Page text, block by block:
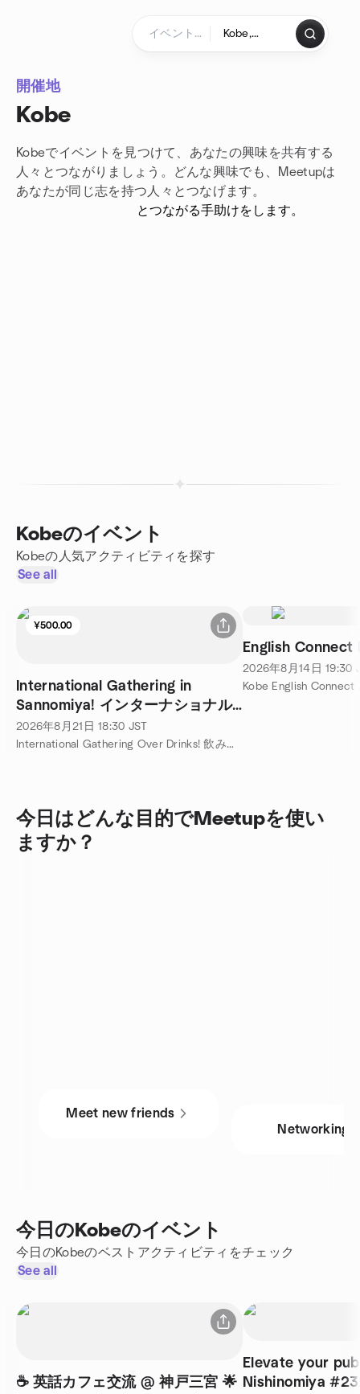
開催地
Kobe
Kobeでイベントを見つけて、あなたの興味を共有する
人々とつながりましょう。どんな興味でも、Meetupは
あなたが 同じ志を持つ人々とつなげます。
とつながる手助けをします。
Kobeのイベント
Kobeの人気アクティビティを探す
See all
¥500.00
International Gathering in
Sannomiya! インターナショナル
ミーティング 開催！
2026年8月21日 18:30 JST
International Gathering Over Drinks! 飲みながら英会話！ 主催
English Connect
2026年8月14日 19:30
Kobe English Connect
今日はどんな目的でMeetupを使い
ますか？
Meet new friends
Networking
今日のKobeのイベント
今日のKobeのベストアクティビティをチェック
See all
☕ 英話カフェ交流 @ 神戸三宮 🌟
Elevate your
Nishinomiya